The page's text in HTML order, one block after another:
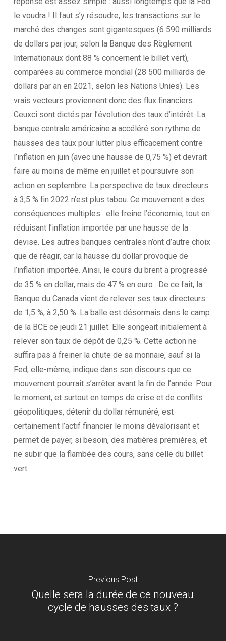
le voudra ! Il faut s’y résoudre, les transactions sur le
marché des changes sont gigantesques (6 590 milliards
de dollars par jour, selon la Banque des Règlement
Internationaux dont 88 % concernent le billet vert),
comparées au commerce mondial (28 500 milliards de
dollars par an en 2021, selon les Nations Unies). Les
vrais vecteurs proviennent donc des flux financiers.
Ceuxci sont dictés par l’évolution des taux d’intérêt. La
banque centrale américaine a accéléré son rythme de
hausses des taux pour lutter plus efficacement contre
l’inflation en juin (avec une hausse de 0,75 %) et devrait
faire au moins de même en juillet et poursuivre son
action en septembre. La perspective de taux directeurs
à 3,5 % fin 2022 n’est plus tabou. Ce mouvement a des
conséquences multiples : elle freine l’économie, tout en
réduisant l’inflation importée par une hausse de la
devise. Les autres banques centrales n’ont d’autre choix
que de réagir, car la hausse du dollar provoque de
l’inflation importée. Ainsi, le cours du brent a progressé
de 35 % en dollar, mais de 47 % en euro . De ce fait, la
Banque du Canada vient de relever ses taux directeurs
de 1,5 %, à 2,50 %. La balle est désormais dans le camp
de la BCE ce jeudi 21 juillet. Elle songeait initialement à
relever son taux de dépôt de 0,25 %. Cette action ne
suffira pas à freiner la chute de sa monnaie, sauf si la
Fed, elle-même, indique dans son discours que ce
mouvement pourrait s’arrêter avant la fin de l’année. Pour
le moment, et surtout en temps de crise et de conflits
géopolitiques, détenir du dollar rémunéré, est
certainement l’actif financier le moins dévalorisant et
permet de payer, si besoin, des matières premières, et
ne subir que la flambée des cours, sans celle du billet
vert.
Previous Post
Quelle sera la durée de ce nouveau
cycle de hausses des taux ?